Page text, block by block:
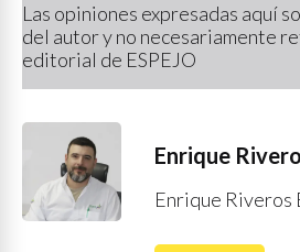
Las opiniones expresadas aquí
del autor y no necesariamente
editorial de ESPEJO
Enrique
Enrique Riveros